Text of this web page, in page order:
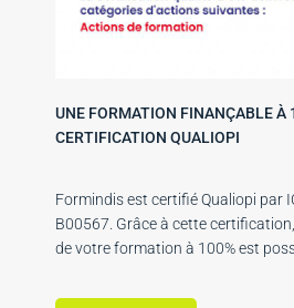
UNE FORMATION FINANÇABLE À
CERTIFICATION QUALIOPI
Formindis est certifié Qualiopi par
B00567. Grâce à cette
de votre formation à 100% est